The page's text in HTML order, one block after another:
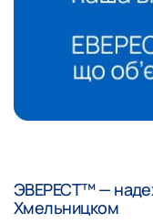
ЭВЕРЕСТ™ —
Хмельницком